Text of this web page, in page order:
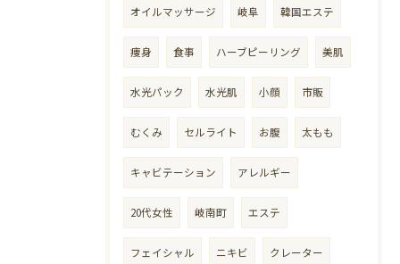
オイルマッサージ 岐阜 韓国エステ
痩身 食事 ハーブピーリング 美肌
水光パック 水光肌 小顔 市販
むくみ セルライト お腹 太もも
キャビテーション アレルギー
20代女性 岐南町 エステ
フェイシャル ニキビ クレーター